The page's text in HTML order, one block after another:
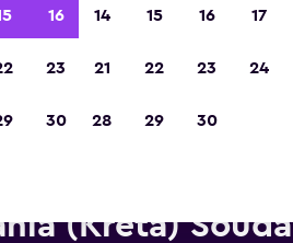
(Kreta) Souda
16
23
30
14 15 16 17
21 22 23 24
28 29 30